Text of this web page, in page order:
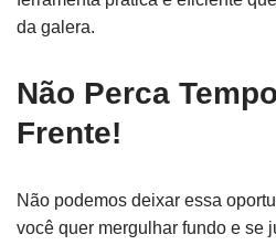
da galera.
Não Perca
Frente!
Não podemos deixar essa
você quer mergulhar fundo e se